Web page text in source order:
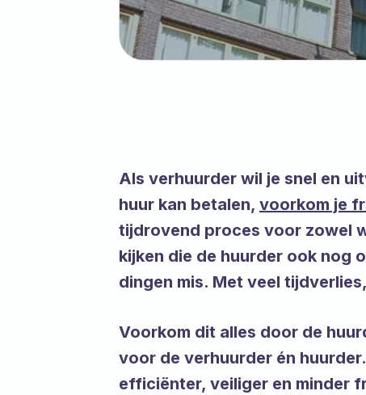
Als verhuurder wil je snel en
huur kan betalen, voorkom je
tijdrovend proces voor zowel
kijken die de huurder ook nog
dingen mis. Met veel
Voorkom dit alles door de
voor de verhuurder én
efficiënter, veiliger en minder